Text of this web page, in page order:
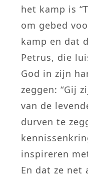
het kamp is
om gebed
kamp en dat
Petrus, die
God in zijn
zeggen: “Gij
van de
durven te
inspireren
En dat ze net